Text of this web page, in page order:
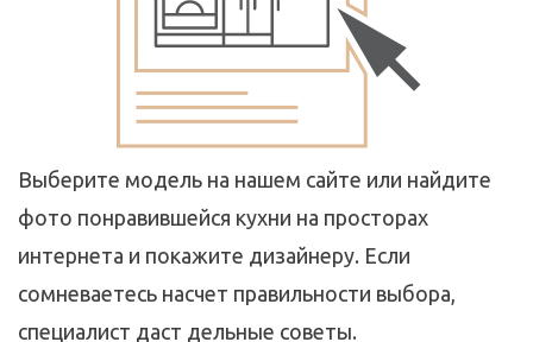
Выберите модель на нашем сайте или найдите
фото понравившейся кухни на просторах
интернета и покажите дизайнеру. Если
сомневаетесь насчет правильности выбора,
специалист даст дельные советы.